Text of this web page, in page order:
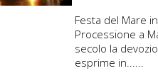
Festa del Mare
Processione a
secolo la
esprime in......